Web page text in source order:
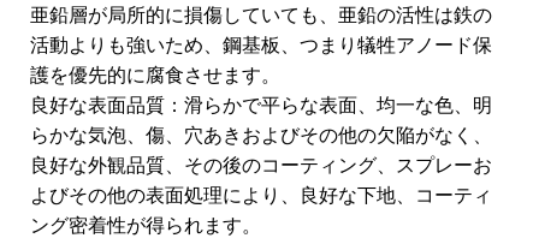
亜鉛層が局所的に損傷していても、亜鉛の活性は鉄の
活動よりも強いため、鋼基板、つまり犠牲アノード保
護を優先的に腐食させます。
良好な表面品質：滑らかで平らな表面、均一な色、明
らかな気泡、傷、穴あきおよびその他の欠陥がなく、
良好な外観品質、その後のコーティング、スプレーお
よびその他の表面処理により、良好な下地、コーティ
ング密着性が得られます。